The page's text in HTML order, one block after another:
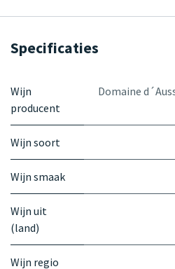
Specificaties
Wijn
producent
Domaine
Wijn soort
Wijn smaak
Wijn uit
(land)
Wijn regio